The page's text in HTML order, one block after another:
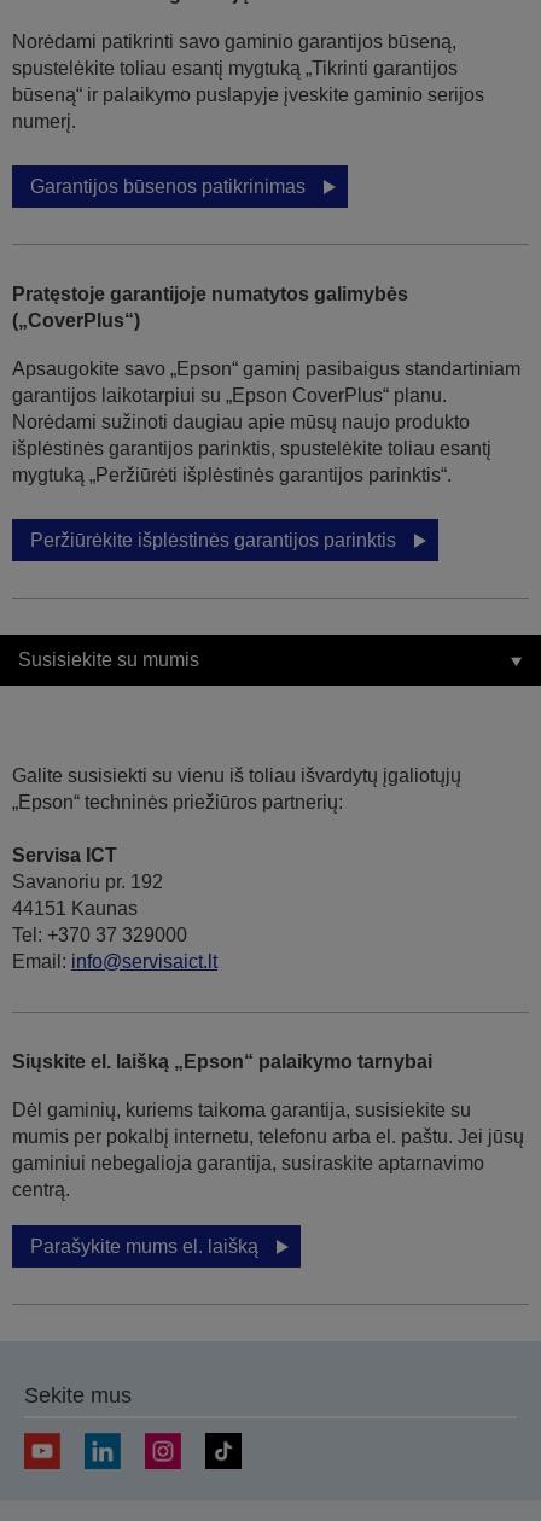
Norėdami patikrinti savo gaminio garantijos būseną,
spustelėkite toliau esantį mygtuką „Tikrinti garantijos
būseną“ ir palaikymo puslapyje įveskite gaminio serijos
numerį.
Garantijos būsenos patikrinimas
Pratęstoje garantijoje numatytos galimybės
(„CoverPlus“)
Apsaugokite savo „Epson“ gaminį pasibaigus standartiniam
garantijos laikotarpiui su „Epson CoverPlus“ planu.
Norėdami sužinoti daugiau apie mūsų naujo produkto
išplėstinės garantijos parinktis, spustelėkite toliau esantį
mygtuką „Peržiūrėti išplėstinės garantijos parinktis“.
Peržiūrėkite išplėstinės garantijos parinktis
Susisiekite su mumis
Galite susisiekti su vienu iš toliau išvardytų įgaliotųjų
„Epson“ techninės priežiūros partnerių:
Servisa ICT
Savanoriu pr. 192
44151 Kaunas
Tel: +370 37 329000
Email: info@servisaict.lt
Siųskite el. laišką „Epson“ palaikymo tarnybai
Dėl gaminių, kuriems taikoma garantija, susisiekite su
mumis per pokalbį internetu, telefonu arba el. paštu. Jei jūsų
gaminiui nebegalioja garantija, susiraskite aptarnavimo
centrą.
Parašykite mums el. laišką
Sekite mus